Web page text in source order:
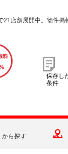
店舗展開中。物件掲
保存し
条件
から探す